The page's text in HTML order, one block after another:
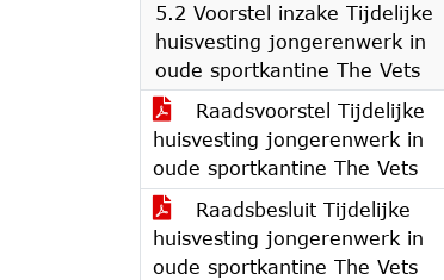
5.2 Voorstel inzake Tijdelijke
huisvesting jongerenwerk in
oude sportkantine The Vets
Raadsvoorstel Tijdelijke
huisvesting jongerenwerk in
oude sportkantine The Vets
Raadsbesluit Tijdelijke
huisvesting jongerenwerk in
oude sportkantine The Vets